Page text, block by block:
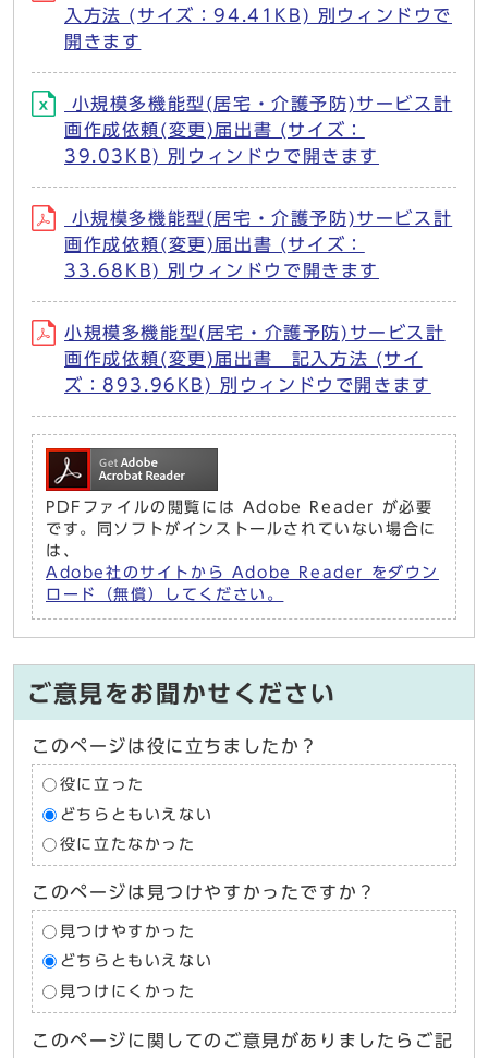
入方法 (サイズ：94.41KB) 別ウィンドウで
開きます
小規模多機能型(居宅・介護予防)サービス計
画作成依頼(変更)届出書 (サイズ：
39.03KB) 別ウィンドウで開きます
小規模多機能型(居宅・介護予防)サービス計
画作成依頼(変更)届出書 (サイズ：
33.68KB) 別ウィンドウで開きます
小規模多機能型(居宅・介護予防)サービス計
画作成依頼(変更)届出書 記入方法 (サイ
ズ：893.96KB) 別ウィンドウで開きます
PDFファイルの閲覧には Adobe Reader が必要
です。同ソフトがインストールされていない場合に
は、
Adobe社のサイトから Adobe Reader をダウン
ロード（無償）してください。
ご意見をお聞かせください
このページは役に立ちましたか？
役に立った
どちらともいえない
役に立たなかった
このページは見つけやすかったですか？
見つけやすかった
どちらともいえない
見つけにくかった
このページに関してのご意見がありましたらご記